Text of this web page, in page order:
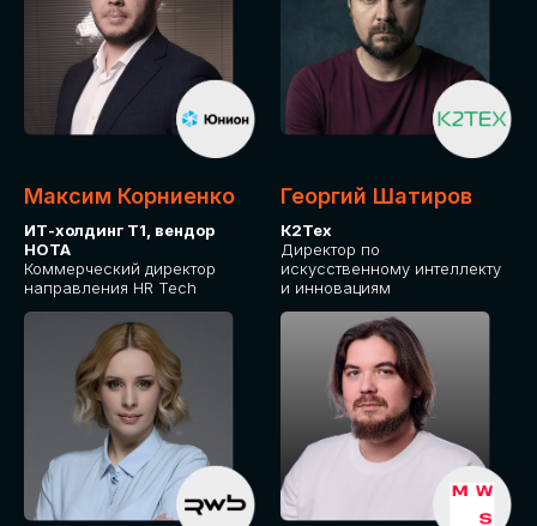
Максим Корниенко
ИТ-холдинг Т1, вендор
НОТА
Коммерческий директор
направления HR Tech
Георгий Шатиров
К2Тех
Директор по
искусственному интеллекту
и инновациям